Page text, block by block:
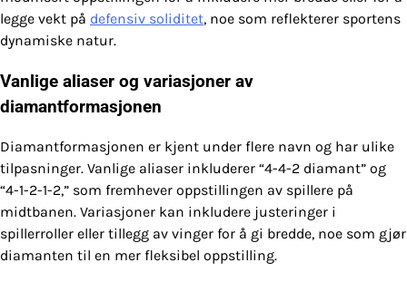
legge vekt på defensiv soliditet, noe som reflekterer sportens
dynamiske natur.
Vanlige aliaser og variasjoner av
diamantformasjonen
Diamantformasjonen er kjent under flere navn og har ulike
tilpasninger. Vanlige aliaser inkluderer “4-4-2 diamant” og
“4-1-2-1-2,” som fremhever oppstillingen av spillere på
midtbanen. Variasjoner kan inkludere justeringer i
spillerroller eller tillegg av vinger for å gi bredde, noe som gjør
diamanten til en mer fleksibel oppstilling.